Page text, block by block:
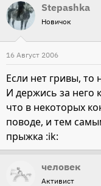
Stepashka
Новичок
16 Август 2006
Если нет гривы, то
И держись за него
что в некоторых
поводе, и тем
прыжка :ik:
человек
Активист